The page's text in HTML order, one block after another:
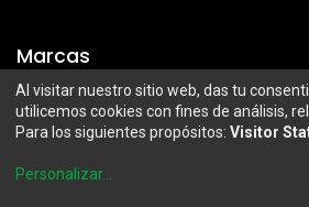
Marcas
Troy Lee Designs
100%
Airoh
SIDI
Al visitar nuestro sitio web, das tu
utilicemos cookies con fines de análisis,
Para los siguientes propósitos: Visitor
Personalizar...